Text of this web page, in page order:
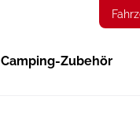
Camping-Zubehör